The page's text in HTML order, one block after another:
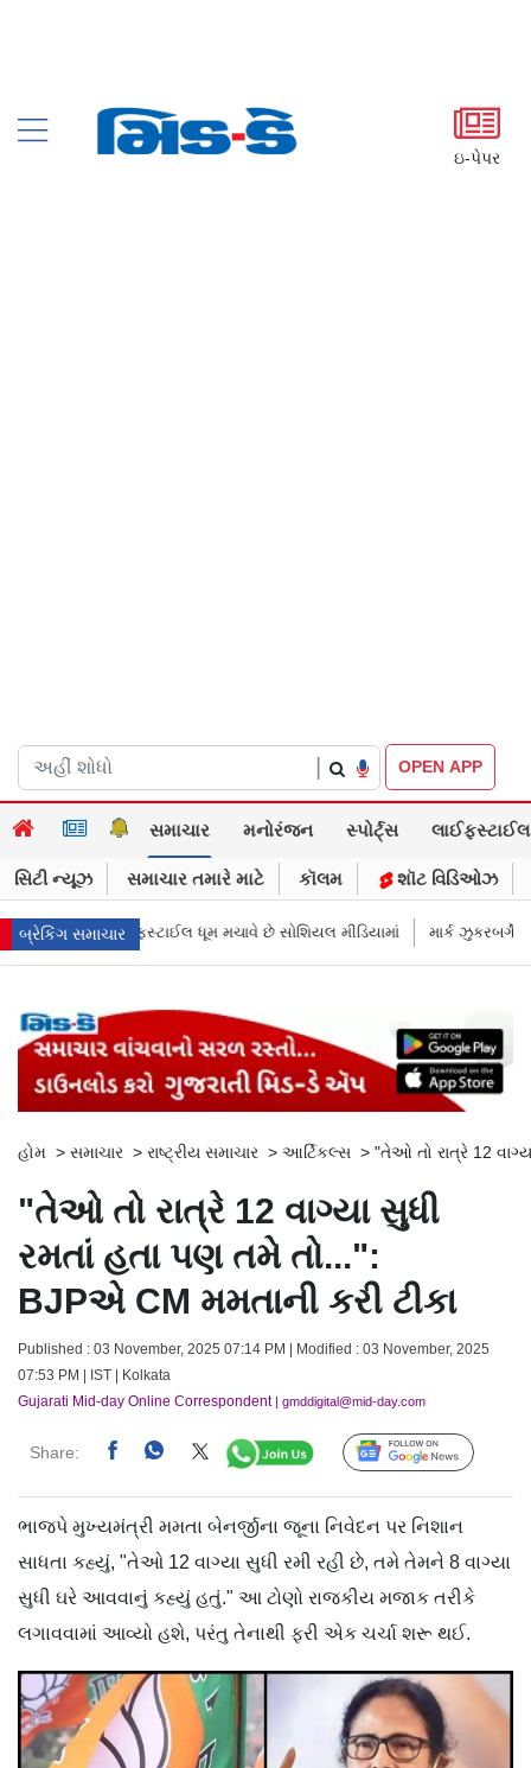
ઇ-પેપર
OPEN APP
સમાચાર મનોરંજન સ્પોર્ટ્સ લાઈફસ્ટાઈલ
સિટી ન્યૂઝ સમાચાર તમારે માટે કૉલમ શૉટ વિડિઓઝ
બ્રેકિંગ સમાચાર
મીડિયામાં માર્ક ઝુકરબર્ગે માની Metaની ભૂલ, ચાઈલ્ડ અબ્યૂઝ કૉન્ટેન્ટ
હોમ > સમાચાર > રાષ્ટ્રીય સમાચાર > આર્ટિકલ્સ > "તેઓ તો રાત્રે 12
"તેઓ તો રાત્રે 12 વાગ્યા સુધી
રમતાં હતા પણ તમે તો...":
BJPએ CM મમતાની કરી ટીકા
Published : 03 November, 2025 07:14 PM | Modified : 03 November, 2025
07:53 PM | IST | Kolkata
Gujarati Mid-day Online Correspondent| gmddigital@mid-day.com
Share: Follow Us
ભાજપે મુખ્યમંત્રી મમતા બેનર્જીના જૂના નિવેદન પર નિશાન
સાધતા કહ્યું, "તેઓ 12 વાગ્યા સુધી રમી રહી છે, તમે તેમને 8 વાગ્યા
સુધી ઘરે આવવાનું કહ્યું હતું." આ ટોણો રાજકીય મજાક તરીકે
લગાવવામાં આવ્યો હશે, પરંતુ તેનાથી ફરી એક ચર્ચા શરૂ થઈ.